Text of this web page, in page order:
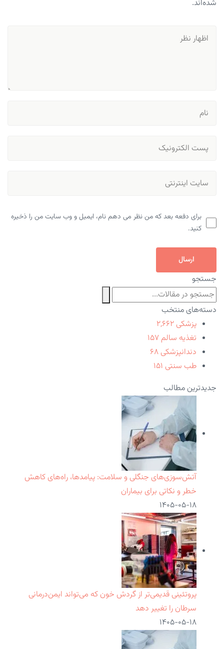
شده‌اند.
برای دفعه بعد که من نظر می دهم نام، ایمیل و وب سایت من را ذخیره
کنید.
ارسال
جستجو
دسته‌های منتخب
پزشکی ۲,۶۶۲
تغذیه سالم ۱۵۷
دندانپزشکی ۶۸
طب سنتی ۱۵۱
جدیدترین مطالب
آتش‌سوزی‌های جنگلی و سلامت: پیامدها، راه‌های کاهش
خطر و نکاتی برای بیماران
۱۴۰۵-۰۵-۱۸
پروتئینی قدیمی‌تر از گردش خون که می‌تواند ایمن‌درمانی
سرطان را تغییر دهد
۱۴۰۵-۰۵-۱۸